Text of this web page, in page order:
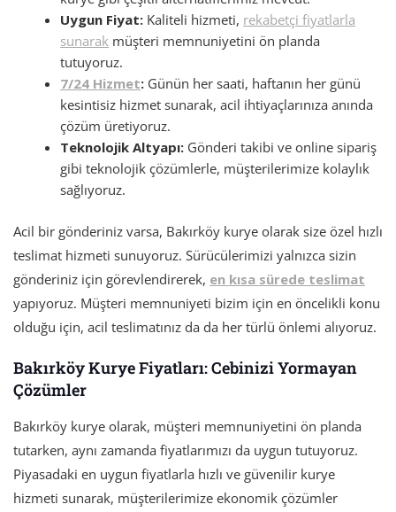
Uygun Fiyat: Kaliteli hizmeti, rekabetçi fiyatlarla
sunarak müşteri memnuniyetini ön planda
tutuyoruz.
7/24 Hizmet: Günün her saati, haftanın her günü
kesintisiz hizmet sunarak, acil ihtiyaçlarınıza anında
çözüm üretiyoruz.
Teknolojik Altyapı: Gönderi takibi ve online sipariş
gibi teknolojik çözümlerle, müşterilerimize kolaylık
sağlıyoruz.
Acil bir gönderiniz varsa, Bakırköy kurye olarak size özel hızlı
teslimat hizmeti sunuyoruz. Sürücülerimizi yalnızca sizin
gönderiniz için görevlendirerek, en kısa sürede teslimat
yapıyoruz. Müşteri memnuniyeti bizim için en öncelikli konu
olduğu için, acil teslimatınız da da her türlü önlemi alıyoruz.
Bakırköy Kurye Fiyatları: Cebinizi Yormayan
Çözümler
Bakırköy kurye olarak, müşteri memnuniyetini ön planda
tutarken, aynı zamanda fiyatlarımızı da uygun tutuyoruz.
Piyasadaki en uygun fiyatlarla hızlı ve güvenilir kurye
hizmeti sunarak, müşterilerimize ekonomik çözümler